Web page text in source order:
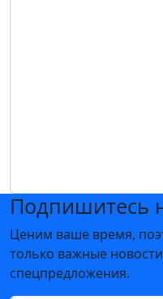
Подпишитесь
Ценим ваше время,
только важные
спецпредложения.